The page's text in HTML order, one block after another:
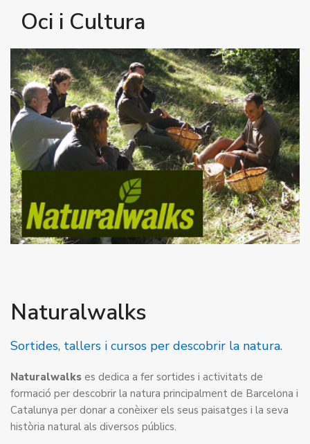
Oci i Cultura
Naturalwalks
Sortides, tallers i cursos per descobrir la natura.
Naturalwalks es dedica a fer sortides i activitats de
formació per descobrir la natura principalment de Barcelona i
Catalunya per donar a conèixer els seus paisatges i la seva
història natural als diversos públics.